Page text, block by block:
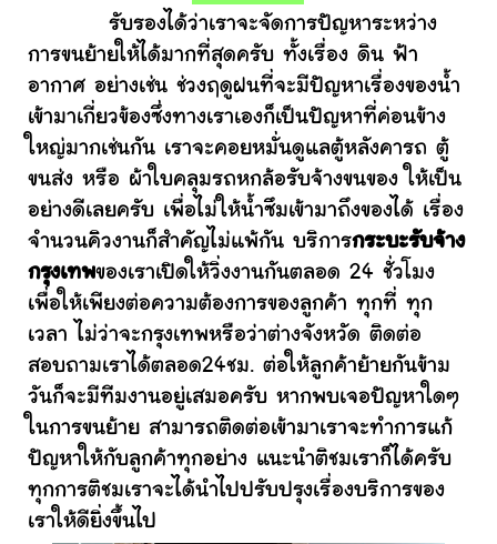
รับรองได้ว่าเราจะจัดการปัญหาระหว่าง
การขนย้ายให้ได้มากที่สุดครับ ทั้งเรื่อง ดิน ฟ้า
อากาศ อย่างเช่น ช่วงฤดูฝนที่จะมีปัญหาเรื่องของน้ำ
เข้ามาเกี่ยวข้องซึ่งทางเราเองก็เป็นปัญหาที่ค่อนข้าง
ใหญ่มากเช่นกัน เราจะคอยหมั่นดูแลตู้หลังคารถ ตู้
ขนส่ง หรือ ผ้าใบคลุมรถหกล้อรับจ้างขนของ ให้เป็น
อย่างดีเลยครับ เพื่อไม่ให้น้ำซึมเข้ามาถึงของได้ เรื่อง
จำนวนคิวงานก็สำคัญไม่แพ้กัน บริการกระบะรับจ้าง
กรุงเทพของเราเปิดให้วิ่งงานกันตลอด 24 ชั่วโมง
เพื่อให้เพียงต่อความต้องการของลูกค้า ทุกที่ ทุก
เวลา ไม่ว่าจะกรุงเทพหรือว่าต่างจังหวัด ติดต่อ
สอบถามเราได้ตลอด24ชม. ต่อให้ลูกค้าย้ายกันข้าม
วันก็จะมีทีมงานอยู่เสมอครับ หากพบเจอปัญหาใดๆ
ในการขนย้าย สามารถติดต่อเข้ามาเราจะทำการแก้
ปัญหาให้กับลูกค้าทุกอย่าง แนะนำติชมเราก็ได้ครับ
ทุกการติชมเราจะได้นำไปปรับปรุงเรื่องบริการของ
เราให้ดียิ่งขึ้นไป